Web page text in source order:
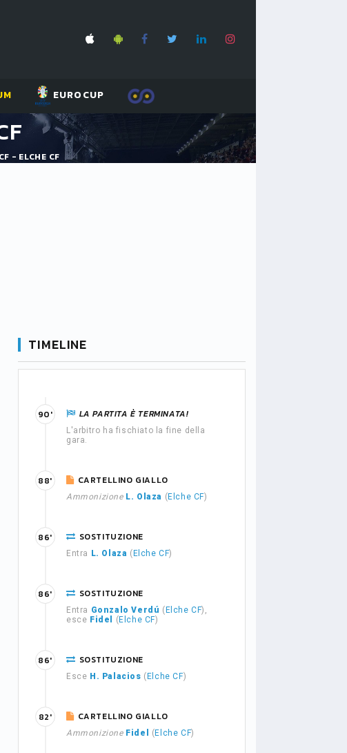
EUROCUP
- ELCHE CF
TIMELINE
LA PARTITA È TERMINATA!
L'arbitro ha fischiato la fine della
gara.
90'
CARTELLINO GIALLO
Ammonizione L. Olaza ( Elche CF)
88'
SOSTITUZIONE
Entra L. Olaza ( Elche CF)
86'
SOSTITUZIONE
Entra Gonzalo Verdú ( Elche CF),
esce Fidel ( Elche CF)
86'
SOSTITUZIONE
Esce H. Palacios ( Elche CF)
86'
CARTELLINO GIALLO
Ammonizione Fidel ( Elche CF)
82'